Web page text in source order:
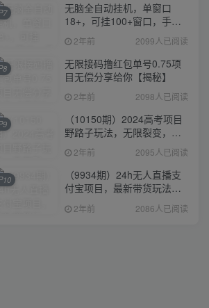
无脑全自动挂机，单窗口
18+，可挂100+窗口，手机
电脑均可操作
2年前 2099人已阅读
无限接码撸红包单号0.75项
目无偿分享给你【揭秘】
2年前 2098人已阅读
（10150期）2024高考项目
野路子玩法，无限裂变，最
高一天1W＋！
2年前 2095人已阅读
（9934期）24h无人直播支
付宝项目，最新带货玩法，
纯躺赚实测日入500+
2年前 2086人已阅读